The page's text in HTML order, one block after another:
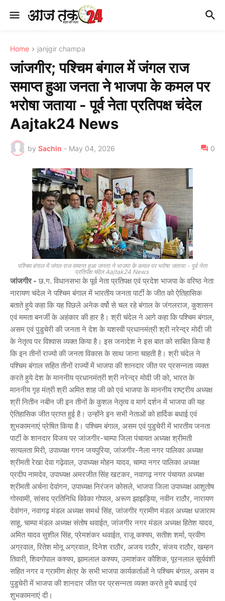
Home janjgir champa
जांजगीर; पश्चिम बंगाल में जंगल राज
समाप्त हुआ जनता ने भाजपा के कमल पर
भरोषा जताया - पूर्व नेता प्रतिपक्ष चंदेल
Aajtak24 News
by Sachin - May 04, 2026 0
पश्चिम बंगाल में जंगल राज समाप्त हुआ जनता ने भाजपा के कमल पर भरोषा जताया - पूर्व नेता
प्रतिपक्ष चंदेल Aajtak24 News
जांजगीर - छ.ग. विधानसभा के पूर्व नेता प्रतिपक्ष एवं प्रदेश भाजपा के वरिष्ठ नेता
नारायण चंदेल ने पश्चिम बंगाल में भारतीय जनता पार्टी के जीत को ऐतिहासिक
बताते हुये कहा कि यह पिछले अनेक वर्षो से चल रहे बंगाल के जंगलराज, कुशासन
एवं ममता बनर्जी के अहंकार की हार है। श्री चंदेल ने आगे कहा कि पश्चिम बंगाल,
असम एवं पुडुचेरी की जनता ने देश के यशस्वी प्रधानमंत्री श्री नरेन्द्र मोदी जी
के नेतृत्व पर विश्वास व्यक्त किया है। इस जनादेश ने इस बात को साबित किया है
कि इन तीनों राज्यो की जनता विकास के साथ जाना चाहती है। श्री चंदेल ने
पश्चिम बंगाल सहित तीनों राज्यों में भाजपा की शानदार जीत पर प्रसन्नता व्यक्त
करते हुये देश के माननीय प्रधानमंत्री श्री नरेन्द्र मोदी जी को, भारत के
माननीय गृह मंत्री श्री अमित शाह जी को एवं भाजपा के माननीय राष्ट्रीय अध्यक्ष
श्री नितीन नबीन जी इन तीनों के कुशल नेतृत्व व मार्ग दर्शन में भाजपा की यह
ऐतिहासिक जीत प्राप्त हुई है। उन्होंने इन सभी नेताओं को हार्दिक बधाई एवं
शुभकामनाएं प्रेषित किया है। पश्चिम बंगाल, असम एवं पुडुचेरी में भारतीय जनता
पार्टी के शानदार विजय पर जांजगीर-चाम्पा जिला पंचायत अध्यक्ष श्रीमती
सत्यलता मिरी, उपाध्यक्ष गगन जयपुरिया, जांजगीर-नैला नगर पालिका अध्यक्ष
श्रीमती रेखा देवा गढ़ेवाल, उपाध्यक्ष मोहन यादव, चाम्पा नगर पालिका अध्यक्ष
प्रदीप नामदेव, उपाध्यक्ष अमरजीत सिंह खटकर, नवागढ़ नगर पंचायत अध्यक्ष
श्रीमती अर्चना देवांगन, उपाध्यक्ष निरंजन कोसले, भाजपा जिला उपाध्यक्ष आशुतोष
गोस्वामी, सांसद प्रतिनिधि विवेका गोपाल, अरूण झाझड़िया, नवीन राठौर, नारायण
देवांगन, नवागढ़ मंडल अध्यक्ष समर्थ सिंह, जांजगीर ग्रामीण मंडल अध्यक्ष धजाराम
साहू, चाम्पा मंडल अध्यक्ष संतोष थवाईत, जांजगीर नगर मंडल अध्यक्ष हितेश यादव,
अमित यादव सुशील सिंह, प्रेमशंकर थवाईत, राजू कश्यप, सतीश शर्मा, प्रवीण
अग्रवाल, रितेश मोनू अग्रवाल, दिनेश राठौर, अजय राठौर, संजय राठौर, खम्हन
तिवारी, शिवगोपाल कश्यप, झामलाल कश्यप, उमाशंकर कौशिक, पूरनलाल सूर्यवंशी
सहित नगर व ग्रामीण क्षेत्र के सभी भाजपा कार्यकर्ताओं ने पश्चिम बंगाल, असम व
पुडुचेरी में भाजपा की शानदार जीत पर प्रसन्नता व्यक्त करते हुये बधाई एवं
शुभकामनाएं दी।